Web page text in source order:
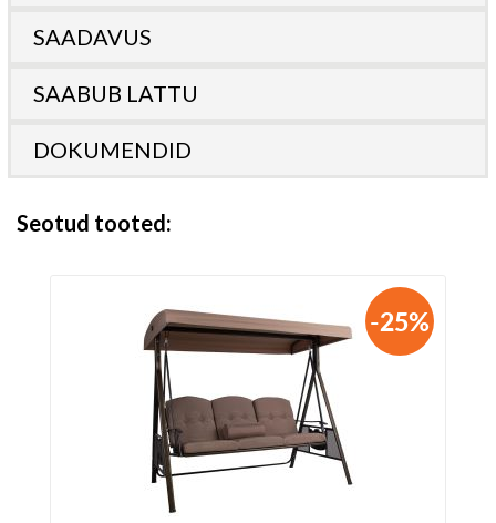
SAADAVUS
SAABUB LATTU
DOKUMENDID
Seotud tooted
-25%